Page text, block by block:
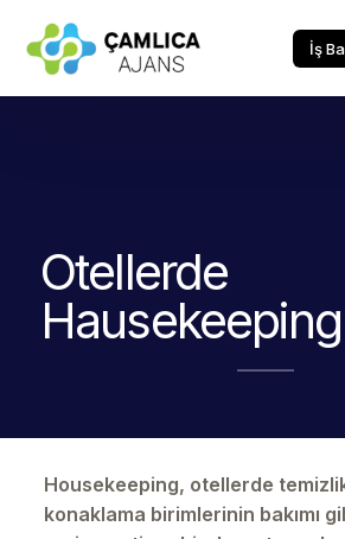
İş
Otellerde
Hausekeeping
Housekeeping, otellerde
konaklama birimlerinin bakımı